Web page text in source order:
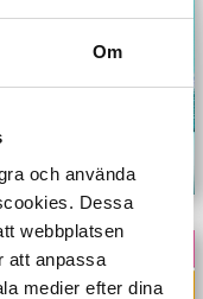
Om
och använda
Dessa
webbplatsen
att anpassa
medier efter dina